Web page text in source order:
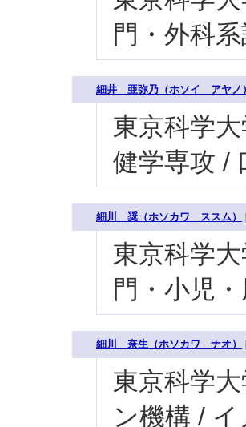
門・外科
細井 亜弥乃（ホソイ アヤノ）
東京科学
健学専攻 /
細川 奨（ホソカワ ススム）
東京科学
門・小児
細川 奈生（ホソカワ ナオ）
東京科学
ン機構 /